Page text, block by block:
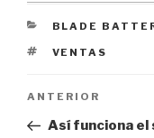
CATEGORIES
BLADE
TAGS
VENTAS
Navegación
Previous
Post
ANTERIOR
Así funciona el